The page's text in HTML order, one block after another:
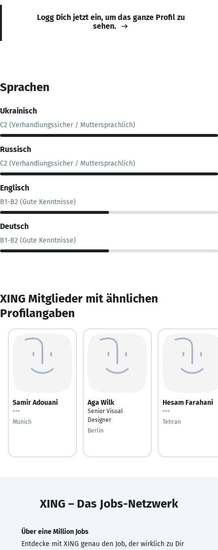
Logg Dich jetzt ein, um das ganze Profil zu
sehen.
Sprachen
Ukrainisch
C2 (Verhandlungssicher / Muttersprachlich)
Russisch
C2 (Verhandlungssicher / Muttersprachlich)
Englisch
B1-B2 (Gute Kenntnisse)
Deutsch
B1-B2 (Gute Kenntnisse)
XING Mitglieder mit ähnlichen
Profilangaben
Samir Adouani
---
Munich
Aga Wilk
Senior Visual
Designer
Berlin
Hesam Farahani
---
Tehran
XING – Das Jobs-Netzwerk
Über eine Million Jobs
Entdecke mit XING genau den Job, der wirklich zu Dir